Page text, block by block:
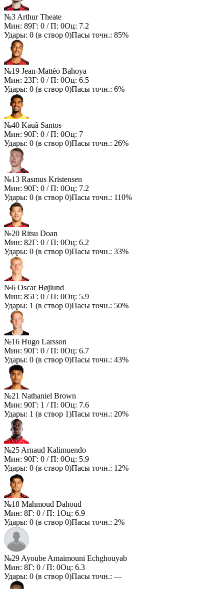
№3 Arthur Theate
Мин: 89Г: 0 / П: 0Оц: 7.2
Удары: 0 (в створ 0)Пасы точн.: 85%
№19 Jean-Mattéo Bahoya
Мин: 23Г: 0 / П: 0Оц: 6.5
Удары: 0 (в створ 0)Пасы точн.: 6%
№40 Kauã Santos
Мин: 90Г: 0 / П: 0Оц: 7
Удары: 0 (в створ 0)Пасы точн.: 26%
№13 Rasmus Kristensen
Мин: 90Г: 0 / П: 0Оц: 7.2
Удары: 0 (в створ 0)Пасы точн.: 110%
№20 Ritsu Doan
Мин: 82Г: 0 / П: 0Оц: 6.2
Удары: 0 (в створ 0)Пасы точн.: 33%
№6 Oscar Højlund
Мин: 85Г: 0 / П: 0Оц: 5.9
Удары: 1 (в створ 0)Пасы точн.: 50%
№16 Hugo Larsson
Мин: 90Г: 0 / П: 0Оц: 6.7
Удары: 0 (в створ 0)Пасы точн.: 43%
№21 Nathaniel Brown
Мин: 90Г: 1 / П: 0Оц: 7.6
Удары: 1 (в створ 1)Пасы точн.: 20%
№25 Arnaud Kalimuendo
Мин: 90Г: 0 / П: 0Оц: 5.9
Удары: 0 (в створ 0)Пасы точн.: 12%
№18 Mahmoud Dahoud
Мин: 8Г: 0 / П: 1Оц: 6.9
Удары: 0 (в створ 0)Пасы точн.: 2%
№29 Ayoube Amaimouni Echghouyab
Мин: 8Г: 0 / П: 0Оц: 6.3
Удары: 0 (в створ 0)Пасы точн.: —